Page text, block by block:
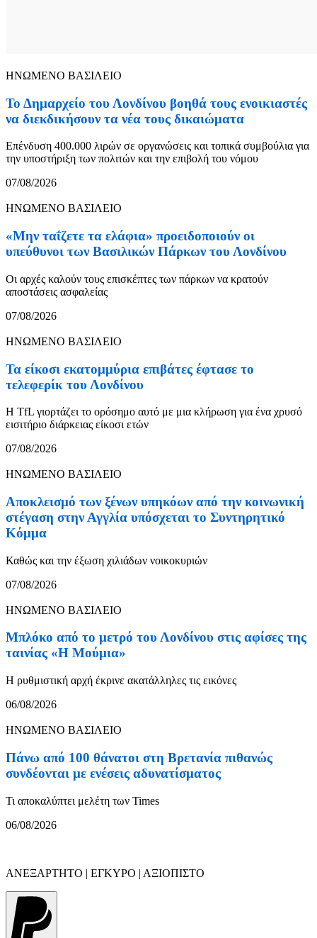
ΗΝΩΜΕΝΟ ΒΑΣΙΛΕΙΟ
Το Δημαρχείο του Λονδίνου βοηθά τους ενοικιαστές
να διεκδικήσουν τα νέα τους δικαιώματα
Επένδυση 400.000 λιρών σε οργανώσεις και τοπικά συμβούλια για
την υποστήριξη των πολιτών και την επιβολή του νόμου
07/08/2026
ΗΝΩΜΕΝΟ ΒΑΣΙΛΕΙΟ
«Μην ταΐζετε τα ελάφια» προειδοποιούν οι
υπεύθυνοι των Βασιλικών Πάρκων του Λονδίνου
Οι αρχές καλούν τους επισκέπτες των πάρκων να κρατούν
αποστάσεις ασφαλείας
07/08/2026
ΗΝΩΜΕΝΟ ΒΑΣΙΛΕΙΟ
Τα είκοσι εκατομμύρια επιβάτες έφτασε το
τελεφερίκ του Λονδίνου
Η TfL γιορτάζει το ορόσημο αυτό με μια κλήρωση για ένα χρυσό
εισιτήριο διάρκειας είκοσι ετών
07/08/2026
ΗΝΩΜΕΝΟ ΒΑΣΙΛΕΙΟ
Αποκλεισμό των ξένων υπηκόων από την κοινωνική
στέγαση στην Αγγλία υπόσχεται το Συντηρητικό
Κόμμα
Καθώς και την έξωση χιλιάδων νοικοκυριών
07/08/2026
ΗΝΩΜΕΝΟ ΒΑΣΙΛΕΙΟ
Μπλόκο από το μετρό του Λονδίνου στις αφίσες της
ταινίας «Η Μούμια»
Η ρυθμιστική αρχή έκρινε ακατάλληλες τις εικόνες
06/08/2026
ΗΝΩΜΕΝΟ ΒΑΣΙΛΕΙΟ
Πάνω από 100 θάνατοι στη Βρετανία πιθανώς
συνδέονται με ενέσεις αδυνατίσματος
Τι αποκαλύπτει μελέτη των Times
06/08/2026
ΑΝΕΞΑΡΤΗΤΟ | ΕΓΚΥΡΟ | ΑΞΙΟΠΙΣΤΟ